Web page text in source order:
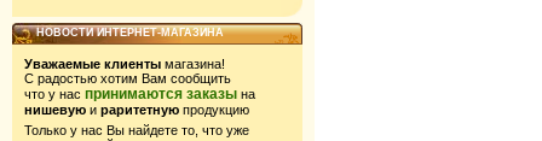
НОВОСТИ ИНТЕРНЕТ-МАГАЗИНА
Уважаемые клиенты магазина!
С радостью хотим Вам сообщить
что у нас принимаются заказы на
нишевую и раритетную продукцию
Только у нас Вы найдете то, что уже